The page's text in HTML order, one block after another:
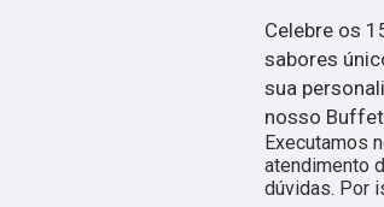
Celebre os
sabores
sua
nosso
Executamos
atendimento
dúvidas. Por